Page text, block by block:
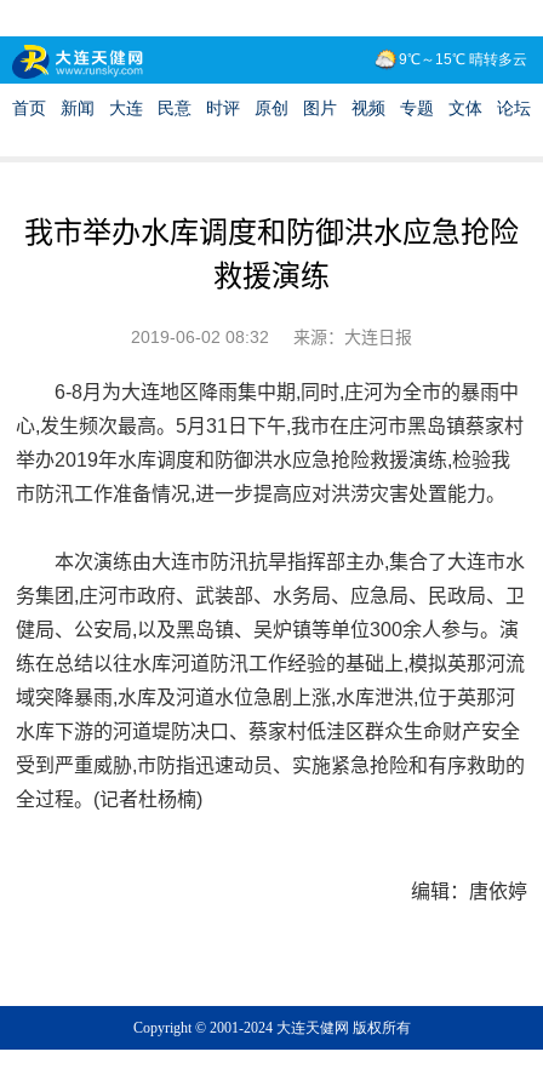
我市举办水库调度和防御洪水应急抢险
救援演练
2019-06-02 08:32 来源：大连日报
6-8月为大连地区降雨集中期,同时,庄河为全市的暴雨中
心,发生频次最高。5月31日下午,我市在庄河市黑岛镇蔡家村
举办2019年水库调度和防御洪水应急抢险救援演练,检验我
市防汛工作准备情况,进一步提高应对洪涝灾害处置能力。
本次演练由大连市防汛抗旱指挥部主办,集合了大连市水
务集团,庄河市政府、武装部、水务局、应急局、民政局、卫
健局、公安局,以及黑岛镇、吴炉镇等单位300余人参与。演
练在总结以往水库河道防汛工作经验的基础上,模拟英那河流
域突降暴雨,水库及河道水位急剧上涨,水库泄洪,位于英那河
水库下游的河道堤防决口、蔡家村低洼区群众生命财产安全
受到严重威胁,市防指迅速动员、实施紧急抢险和有序救助的
全过程。 (记者杜杨楠)
编辑：唐依婷